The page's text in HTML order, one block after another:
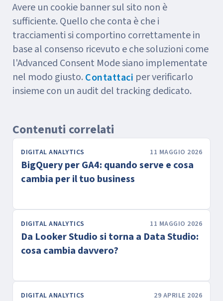
Avere un cookie banner sul sito non è
sufficiente. Quello che conta è che i
tracciamenti si comportino correttamente in
base al consenso ricevuto e che soluzioni come
l'Advanced Consent Mode siano implementate
nel modo giusto. Contattaci per verificarlo
insieme con un audit del tracking dedicato.
Contenuti correlati
DIGITAL ANALYTICS 11 MAGGIO 2026
BigQuery per GA4: quando serve e cosa
cambia per il tuo business
DIGITAL ANALYTICS 11 MAGGIO 2026
Da Looker Studio si torna a Data Studio:
cosa cambia davvero?
DIGITAL ANALYTICS 29 APRILE 2026